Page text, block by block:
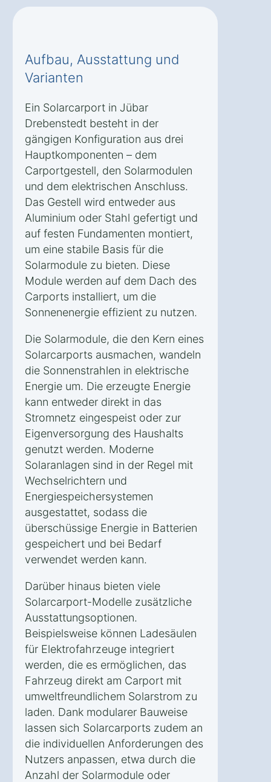
Aufbau, Ausstattung und
Varianten
Ein Solarcarport in Jübar
Drebenstedt besteht in der
gängigen Konfiguration aus drei
Hauptkomponenten – dem
Carportgestell, den Solarmodulen
und dem elektrischen Anschluss.
Das Gestell wird entweder aus
Aluminium oder Stahl gefertigt und
auf festen Fundamenten montiert,
um eine stabile Basis für die
Solarmodule zu bieten. Diese
Module werden auf dem Dach des
Carports installiert, um die
Sonnenenergie effizient zu nutzen.
Die Solarmodule, die den Kern eines
Solarcarports ausmachen, wandeln
die Sonnenstrahlen in elektrische
Energie um. Die erzeugte Energie
kann entweder direkt in das
Stromnetz eingespeist oder zur
Eigenversorgung des Haushalts
genutzt werden. Moderne
Solaranlagen sind in der Regel mit
Wechselrichtern und
Energiespeichersystemen
ausgestattet, sodass die
überschüssige Energie in Batterien
gespeichert und bei Bedarf
verwendet werden kann.
Darüber hinaus bieten viele
Solarcarport-Modelle zusätzliche
Ausstattungsoptionen.
Beispielsweise können Ladesäulen
für Elektrofahrzeuge integriert
werden, die es ermöglichen, das
Fahrzeug direkt am Carport mit
umweltfreundlichem Solarstrom zu
laden. Dank modularer Bauweise
lassen sich Solarcarports zudem an
die individuellen Anforderungen des
Nutzers anpassen, etwa durch die
Anzahl der Solarmodule oder